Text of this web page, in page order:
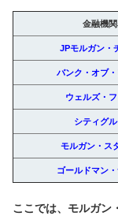
金融機関
JPモルガン・
バンク・オブ
ウェルズ・
シティグ
モルガン・ス
ゴールドマン
ここでは、モルガン